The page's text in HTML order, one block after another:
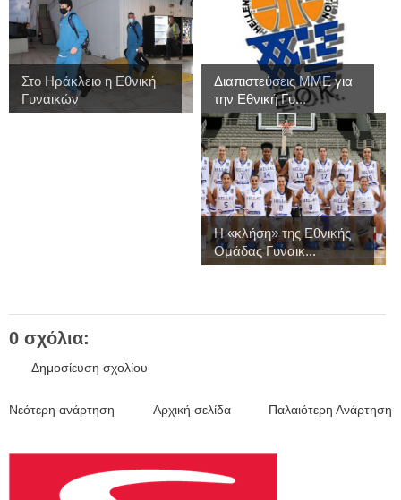
Στο Ηράκλειο η Εθνική
Γυναικών
Διαπιστεύσεις MME για
την Εθνική Γυ...
Η «κλήση» της Εθνικής
Ομάδας Γυναικ...
0 σχόλια:
Δημοσίευση σχολίου
Νεότερη ανάρτηση Παλαιότερη Ανάρτηση
Αρχική σελίδα